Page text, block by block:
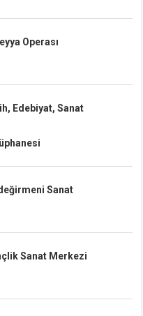
Operası
Edebiyat, Sanat
Sanat
Sanat Merkezi